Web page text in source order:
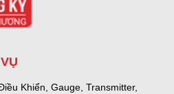
Khiển, Gauge, Transmitter,